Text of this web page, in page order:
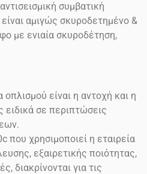
συμβατική
αμιγώς σκυροδετημένο &
με ενιαία σκυροδέτηση,
είναι η αντοχή και η
ειδικά σε περιπτώσεις
c που χρησιμοποιεί η εταιρεία
εξαιρετικής ποιότητας,
διακρίνονται για τις